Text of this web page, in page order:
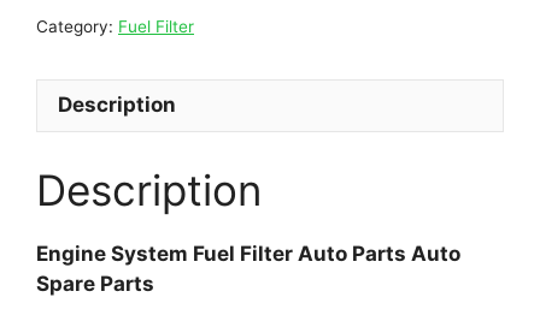
Category: Fuel Filter
Description
Description
Engine System Fuel Filter Auto Parts Auto
Spare Parts